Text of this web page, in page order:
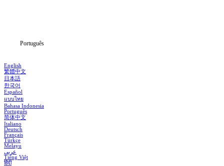
Português
English
繁體中文
日本語
한국어
Español
แบบไทย
Bahasa Indonesia
Português
简体中文
Italiano
Deutsch
Français
Türkçe
Melayu
عربي
Tiếng Việt
हिंदी